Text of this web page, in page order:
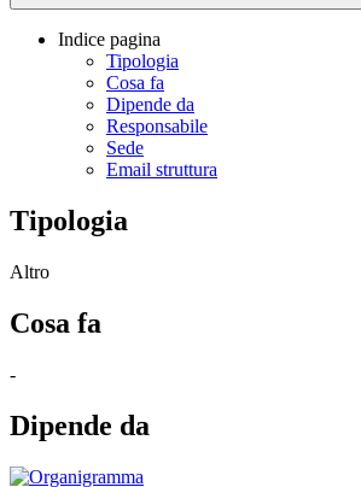
Indice pagina
Tipologia
Cosa fa
Dipende da
Responsabile
Sede
Email struttura
Tipologia
Altro
Cosa fa
-
Dipende da